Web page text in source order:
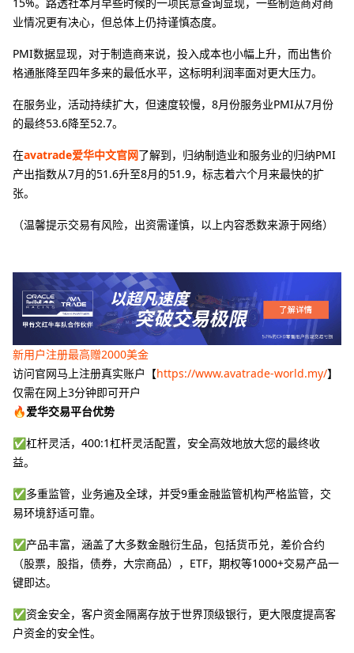
15%。路透社本月早些时候的一项民意查询显现，一些制造商对商
业情况更有决心，但总体上仍持谨慎态度。
PMI数据显现，对于制造商来说，投入成本也小幅上升，而出售价
格通胀降至四年多来的最低水平，这标明利润率面对更大压力。
在服务业，活动持续扩大，但速度较慢，8月份服务业PMI从7月份
的最终53.6降至52.7。
在avatrade爱华中文官网了解到，归纳制造业和服务业的归纳PMI
产出指数从7月的51.6升至8月的51.9，标志着六个月来最快的扩
张。
（温馨提示交易有风险，出资需谨慎，以上内容悉数来源于网络）
新用户注册最高赠2000美金
访问官网马上注册真实账户【https://www.avatrade-world.my/】
仅需在网上3分钟即可开户
🔥爱华交易平台优势
✅杠杆灵活，400:1杠杆灵活配置，安全高效地放大您的最终收
益。
✅多重监管，业务遍及全球，并受9重金融监管机构严格监管，交
易环境舒适可靠。
✅产品丰富，涵盖了大多数金融衍生品，包括货币兑，差价合约
（股票，股指，债券，大宗商品），ETF，期权等1000+交易产品一
键即达。
✅资金安全，客户资金隔离存放于世界顶级银行，更大限度提高客
户资金的安全性。